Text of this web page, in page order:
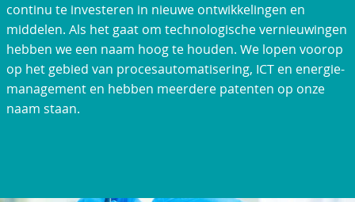
continu te investeren in nieuwe ontwikkelingen en
middelen. Als het gaat om technologische vernieuwingen
hebben we een naam hoog te houden. We lopen voorop
op het gebied van procesautomatisering, ICT en energie-
management en hebben meerdere patenten op onze
naam staan.